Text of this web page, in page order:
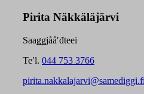
Pirita Näkkäläjärvi
Saaǥǥjååʹđteei
Teʹl. 044 753 3766
pirita.nakkalajarvi@samediggi.fi